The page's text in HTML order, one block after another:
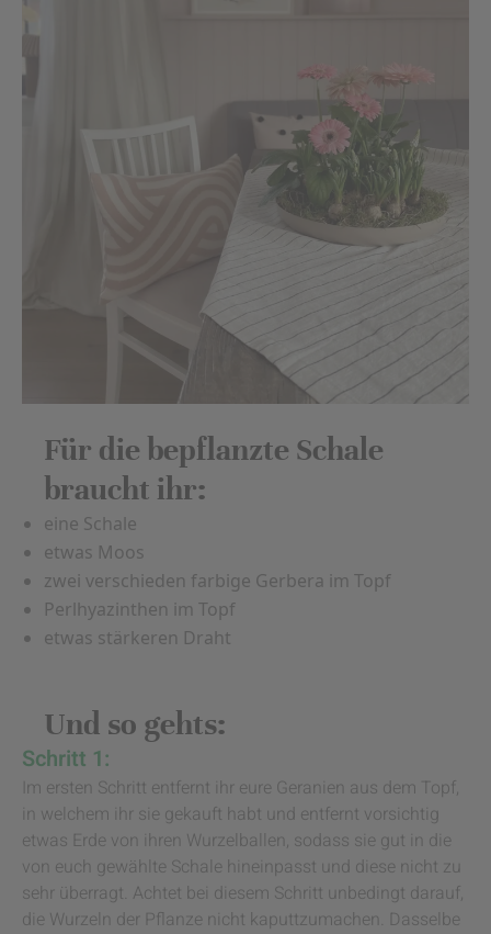
Für die bepflanzte Schale
braucht ihr:
eine Schale
etwas Moos
zwei verschieden farbige Gerbera im Topf
Perlhyazinthen im Topf
etwas stärkeren Draht
Und so gehts:
Schritt 1:
Im ersten Schritt entfernt ihr eure Geranien aus dem Topf,
in welchem ihr sie gekauft habt und entfernt vorsichtig
etwas Erde von ihren Wurzelballen, sodass sie gut in die
von euch gewählte Schale hineinpasst und diese nicht zu
sehr überragt. Achtet bei diesem Schritt unbedingt darauf,
die Wurzeln der Pflanze nicht kaputtzumachen. Dasselbe